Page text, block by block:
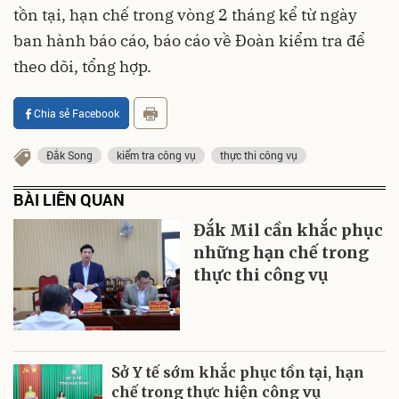
tồn tại, hạn chế trong vòng 2 tháng kể từ ngày
ban hành báo cáo, báo cáo về Đoàn kiểm tra để
theo dõi, tổng hợp.
Chia sẻ Facebook
Đắk Song kiểm tra công vụ thực thi công vụ
BÀI LIÊN QUAN
Đắk Mil cần khắc phục
những hạn chế trong
thực thi công vụ
Sở Y tế sớm khắc phục tồn tại, hạn
chế trong thực hiện công vụ